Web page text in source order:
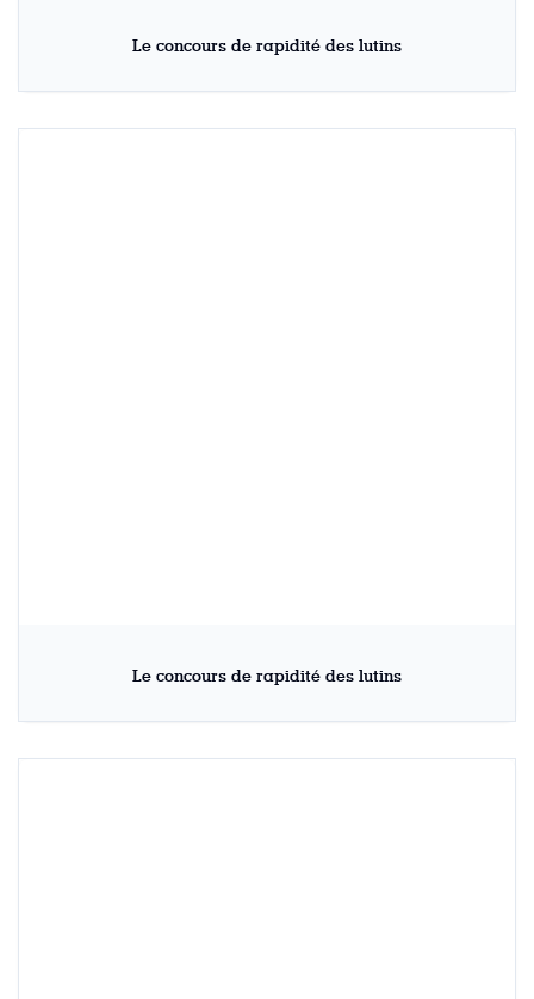
Le concours de rapidité des lutins
Le concours de rapidité des lutins